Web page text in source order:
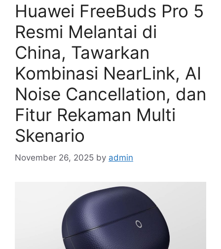
Huawei FreeBuds Pro 5
Resmi Melantai di
China, Tawarkan
Kombinasi NearLink, AI
Noise Cancellation, dan
Fitur Rekaman Multi
Skenario
November 26, 2025 by admin